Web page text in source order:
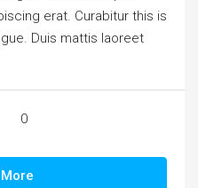
erat. Curabitur this is
Duis mattis laoreet
0